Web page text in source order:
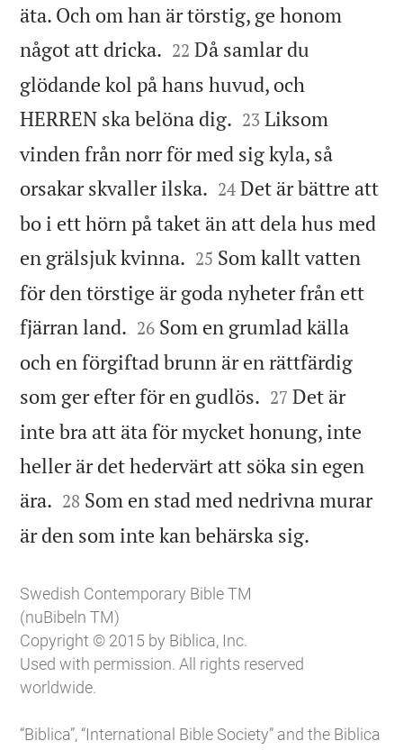
äta. Och om han är törstig, ge honom
något att dricka. 

22 Då samlar du
glödande kol på hans huvud, och
HERREN ska belöna dig. 

23 Liksom
vinden från norr för med sig kyla, så
orsakar skvaller ilska. 

24 Det är bättre att
bo i ett hörn på taket än att dela hus med
en grälsjuk kvinna. 

25 Som kallt vatten
för den törstige är goda nyheter från ett
fjärran land. 

26 Som en grumlad källa
och en förgiftad brunn är en rättfärdig
som ger efter för en gudlös. 

27 Det är
inte bra att äta för mycket honung, inte
heller är det hedervärt att söka sin egen
ära. 

28 Som en stad med nedrivna murar
är den som inte kan behärska sig.
Swedish Contemporary Bible TM
(nuBibeln TM)
Copyright © 2015 by Biblica, Inc.
Used with permission. All rights reserved
worldwide.
“Biblica”, “International Bible Society” and the Biblica